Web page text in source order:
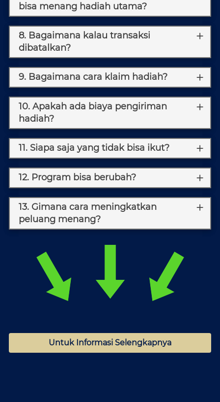
bisa menang hadiah utama?
8. Bagaimana kalau transaksi
dibatalkan?
9. Bagaimana cara klaim hadiah?
10. Apakah ada biaya pengiriman
hadiah?
11. Siapa saja yang tidak bisa ikut?
12. Program bisa berubah?
13. Gimana cara meningkatkan
peluang menang?
`
Untuk Informasi Selengkapnya